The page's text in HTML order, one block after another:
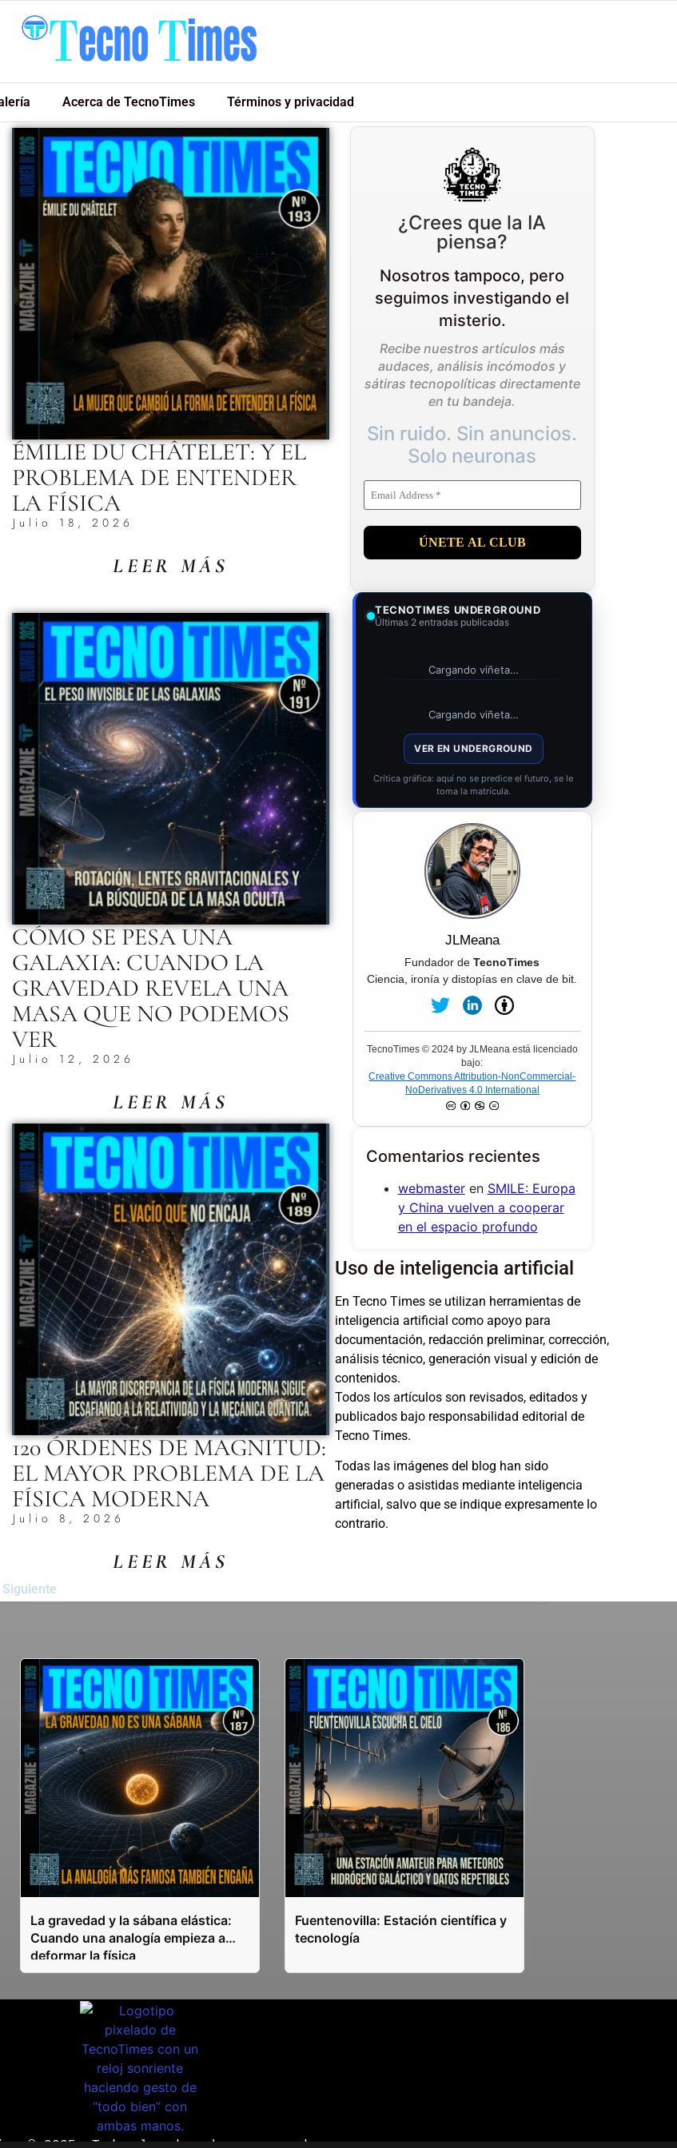
Acerca de TecnoTimes Términos y privacidad
ÉMILIE DU CHÂTELET: Y EL
PROBLEMA DE ENTENDER
LA FÍSICA
Julio 18, 2026
LEER MÁS
CÓMO SE PESA UNA
GALAXIA: CUANDO LA
GRAVEDAD REVELA UNA
MASA QUE NO PODEMOS
VER
Julio 12, 2026
LEER MÁS
120 ÓRDENES DE MAGNITUD:
EL MAYOR PROBLEMA DE LA
FÍSICA MODERNA
Julio 8, 2026
LEER MÁS
Siguiente
¿Crees que la IA
piensa?
Nosotros tampoco, pero
seguimos investigando el
misterio.
Recibe nuestros artículos más
audaces, análisis incómodos y
sátiras tecnopolíticas directamente
en tu bandeja.
Sin ruido. Sin anuncios.
Solo neuronas
TECNOTIMES UNDERGROUND
Últimas 2 entradas publicadas
Cargando viñeta…
Cargando viñeta…
VER EN UNDERGROUND
Crítica gráfica: aquí no se predice el futuro, se le
toma la matrícula.
JLMeana
Fundador deTecnoTimes
Ciencia, ironía y distopías en clave de bit.
TecnoTimes © 2024 by JLMeana está licenciado
bajo:
Creative Commons Attribution-NonCommercial-
NoDerivatives 4.0 International
Comentarios recientes
webmasteren SMILE: Europa
y China vuelven a cooperar
en el espacio profundo
Uso de inteligencia artificial
En Tecno Times se utilizan herramientas de
inteligencia artificial como apoyo para
documentación, redacción preliminar, corrección,
análisis técnico, generación visual y edición de
contenidos.
Todos los artículos son revisados, editados y
publicados bajo responsabilidad editorial de
Tecno Times.
Todas las imágenes del blog han sido
generadas o asistidas mediante inteligencia
artificial, salvo que se indique expresamente lo
contrario.
La gravedad y la sábana elástica:
Cuando una analogía empieza a
deformar la física
Fuentenovilla: Estación científica y
tecnología